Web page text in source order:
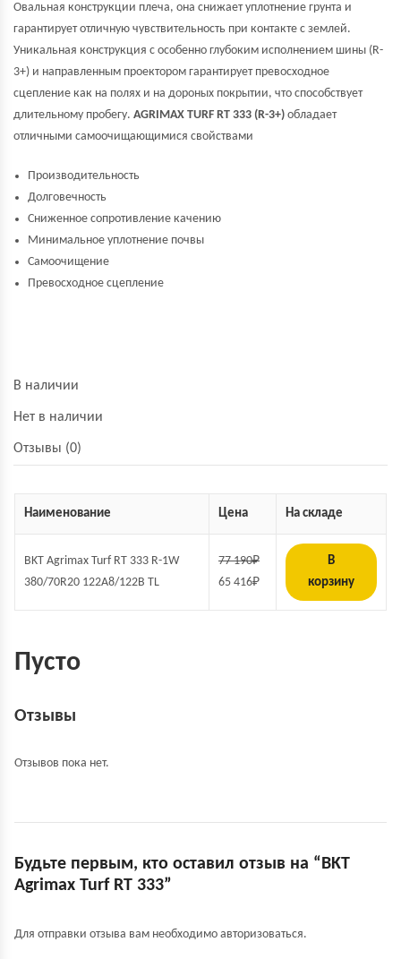
Овальная конструкции плеча, она снижает уплотнение грунта и
гарантирует отличную чувствительность при контакте с землей.
Уникальная конструкция с особенно глубоким исполнением шины (R-
3+) и направленным проектором гарантирует превосходное
сцепление как на полях и на дороных покрытии, что способствует
длительному пробегу. AGRIMAX TURF RT 333 (R-3+) обладает
отличными самоочищающимися свойствами
Производительность
Долговечность
Сниженное сопротивление качению
Минимальное уплотнение почвы
Самоочищение
Превосходное сцепление
В наличии
Нет в наличии
Отзывы (0)
Наименование Цена На складе
BKT Agrimax Turf RT 333 R-1W
380/70R20 122A8/122B TL
77 190₽
65 416₽
В
корзину
Пусто
Отзывы
Отзывов пока нет.
Будьте первым, кто оставил отзыв на “BKT
Agrimax Turf RT 333”
Для отправки отзыва вам необходимо авторизоваться.